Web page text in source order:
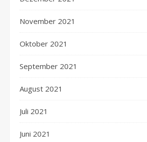
November 2021
Oktober 2021
September 2021
August 2021
Juli 2021
Juni 2021